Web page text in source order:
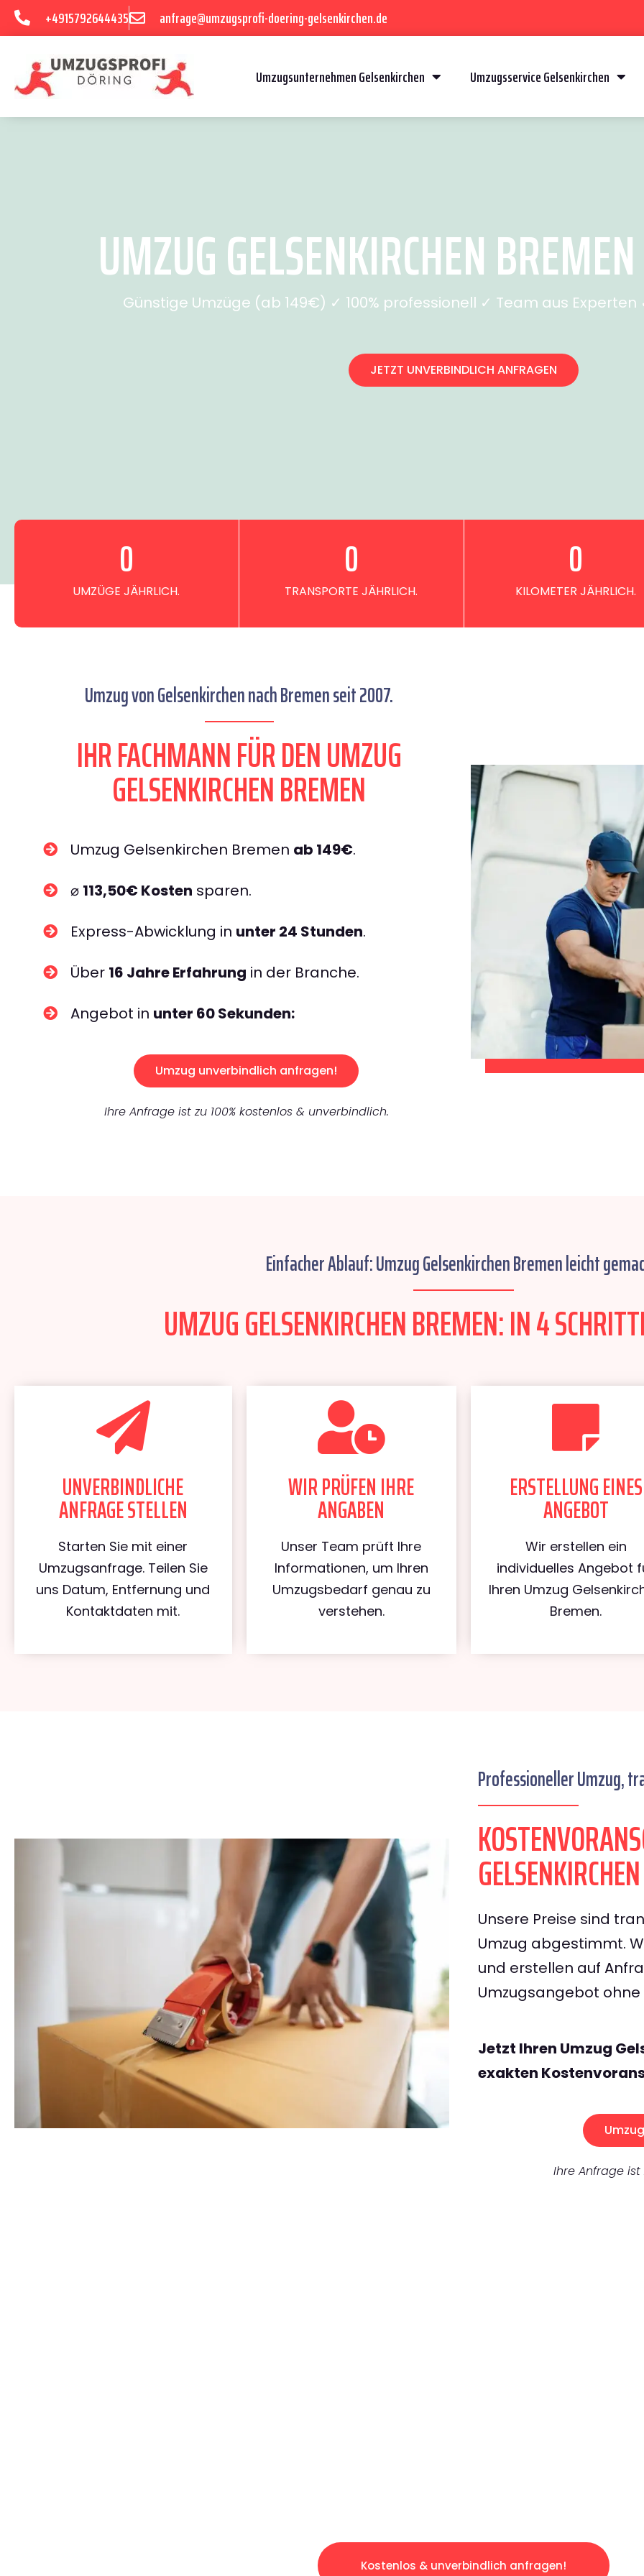
+4915792644435 anfrage@umzugsprofi-doering-gelsenkirchen.de
Umzugsunternehmen Gelsenkirchen Umzugsservice Gelsenkirchen
UMZUG GELSENKIRCHEN
Günstige Umzüge (ab 149€) ✓ 100% professionell ✓ Team aus
JETZT UNVERBINDLICH ANFRAGEN
UMZÜGE JÄHRLICH.
0
TRANSPORTE JÄHRLICH.
0
KILOMETER JÄHRLICH.
0
Umzug von Gelsenkirchen nach Bremen seit 2007.
IHR FACHMANN FÜR DEN UMZUG
GELSENKIRCHEN BREMEN
Umzug Gelsenkirchen Bremen ab 149€.
⌀ 113,50€ Kosten sparen.
Express-Abwicklung in unter 24 Stunden.
Über 16 Jahre Erfahrung in der Branche.
Angebot in unter 60 Sekunden:
Umzug unverbindlich anfragen!
Ihre Anfrage ist zu 100% kostenlos & unverbindlich.
Einfacher Ablauf: Umzug Gelsenkirchen Bremen leicht
UMZUG GELSENKIRCHEN BREMEN: IN 4
UNVERBINDLICHE
ANFRAGE STELLEN
Starten Sie mit einer
Umzugsanfrage. Teilen Sie
uns Datum, Entfernung und
Kontaktdaten mit.
WIR PRÜFEN IHRE
ANGABEN
Unser Team prüft Ihre
Informationen, um Ihren
Umzugsbedarf genau zu
verstehen.
ERSTELLUNG EINES
ANGEBOT
Wir erstellen ein
individuelles Angebot
Ihren Umzug
Bremen.
Professioneller Umzug,
Unsere Preise sind
Umzug abgestimmt.
und erstellen auf
Umzugsangebot
Jetzt Ihren Umzug
exakten
Ihre Anfrage ist
Kostenlos & unverbindlich anfragen!